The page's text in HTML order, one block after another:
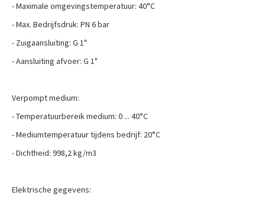
- Maximale omgevingstemperatuur: 40°C
- Max. Bedrijfsdruk: PN 6 bar
- Zuigaansluiting: G 1"
- Aansluiting afvoer: G 1"
Verpompt medium:
- Temperatuurbereik medium: 0 ... 40°C
- Mediumtemperatuur tijdens bedrijf: 20°C
- Dichtheid: 998,2 kg/m3
Elektrische gegevens: